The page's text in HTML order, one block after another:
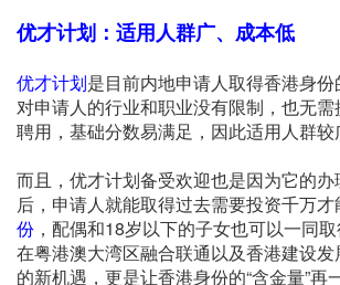
优才计划：适用人群广、成本低
优才计划是目前内地申请人取得香港身份
对申请人的行业和职业没有限制，也无
聘用，基础分数易满足，因此适用人群较
而且，优才计划备受欢迎也是因为它的
后，申请人就能取得过去需要投资千万才
份 ，配偶和18岁以下的子女也可以一同
在粤港澳大湾区融合联通以及香港建设发
的新机遇，更是让香港身份的“含金量”再